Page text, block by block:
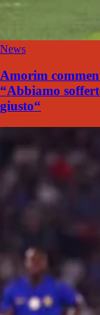
News
Amorim
“Abbiamo
giusto“